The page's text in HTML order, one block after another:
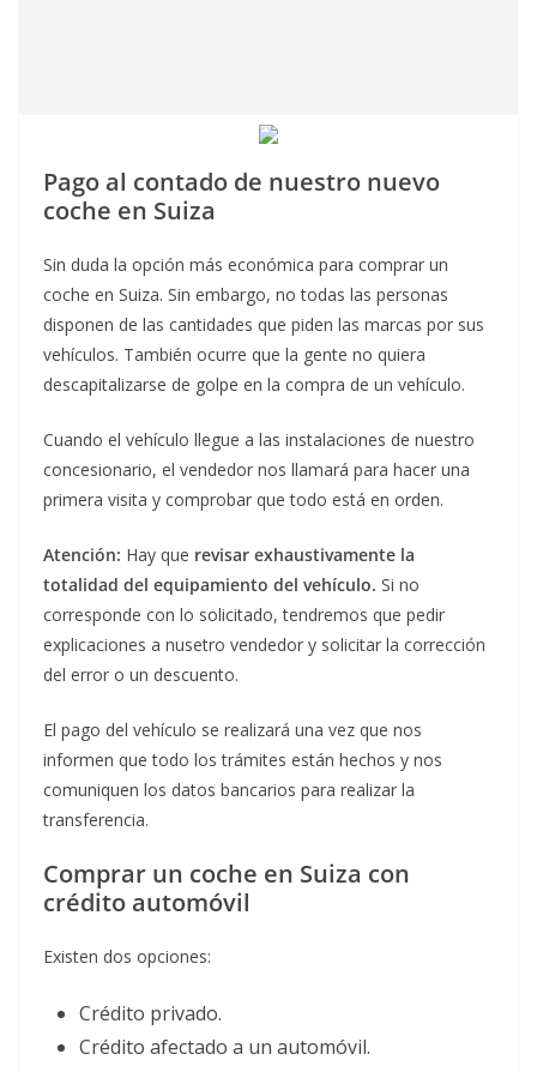
Pago al contado de nuestro nuevo
coche en Suiza
Sin duda la opción más económica para comprar un
coche en Suiza. Sin embargo, no todas las personas
disponen de las cantidades que piden las marcas por sus
vehículos. También ocurre que la gente no quiera
descapitalizarse de golpe en la compra de un vehículo.
Cuando el vehículo llegue a las instalaciones de nuestro
concesionario, el vendedor nos llamará para hacer una
primera visita y comprobar que todo está en orden.
Atención: Hay que revisar exhaustivamente la
totalidad del equipamiento del vehículo. Si no
corresponde con lo solicitado, tendremos que pedir
explicaciones a nusetro vendedor y solicitar la corrección
del error o un descuento.
El pago del vehículo se realizará una vez que nos
informen que todo los trámites están hechos y nos
comuniquen los datos bancarios para realizar la
transferencia.
Comprar un coche en Suiza con
crédito automóvil
Existen dos opciones:
Crédito privado.
Crédito afectado a un automóvil.